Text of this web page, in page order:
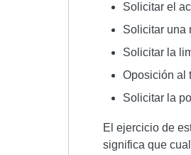
Solicitar el
Solicitar una
Solicitar la
Oposición al
Solicitar la
El ejercicio de
significa que